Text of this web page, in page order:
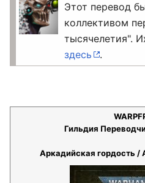
Этот перевод
коллективом
тысячелетия".
здесь
.
Гильдия
Аркадийская гордость /